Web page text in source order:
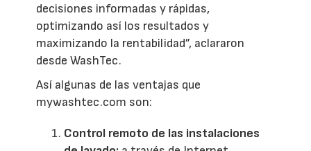
decisiones informadas y rápidas,
optimizando así los resultados y
maximizando la rentabilidad”, aclararon
desde WashTec.
Así algunas de las ventajas que
mywashtec.com son:
Control remoto de las instalaciones